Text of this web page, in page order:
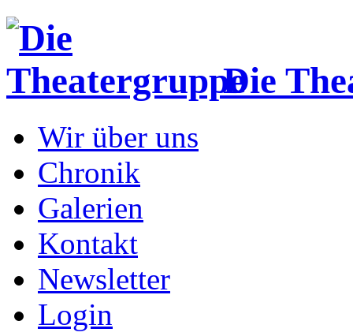
Die
Wir über uns
Chronik
Galerien
Kontakt
Newsletter
Login